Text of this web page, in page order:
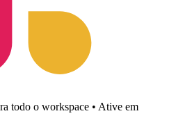
todo o workspace • Ative em